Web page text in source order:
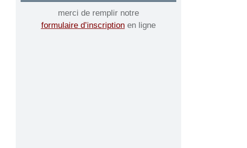
merci de remplir notre
formulaire d’inscriptionen ligne